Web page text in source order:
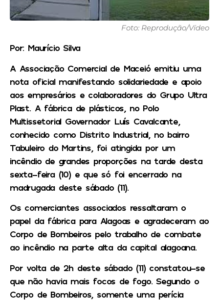
Foto: Reprodução/Vídeo
Por: Maurício Silva
A Associação Comercial de Maceió emitiu uma
nota oficial manifestando solidariedade e apoio
aos empresários e colaboradores do Grupo Ultra
Plast. A fábrica de plásticos, no Polo
Multissetorial Governador Luís Cavalcante,
conhecido como Distrito Industrial, no bairro
Tabuleiro do Martins, foi atingida por um
incêndio de grandes proporções na tarde desta
sexta-feira (10) e que só foi encerrado na
madrugada deste sábado (11).
Os comerciantes associados ressaltaram o
papel da fábrica para Alagoas e agradeceram ao
Corpo de Bombeiros pelo trabalho de combate
ao incêndio na parte alta da capital alagoana.
Por volta de 2h deste sábado (11) constatou-se
que não havia mais focos de fogo. Segundo o
Corpo de Bombeiros, somente uma perícia